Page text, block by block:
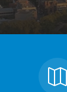
